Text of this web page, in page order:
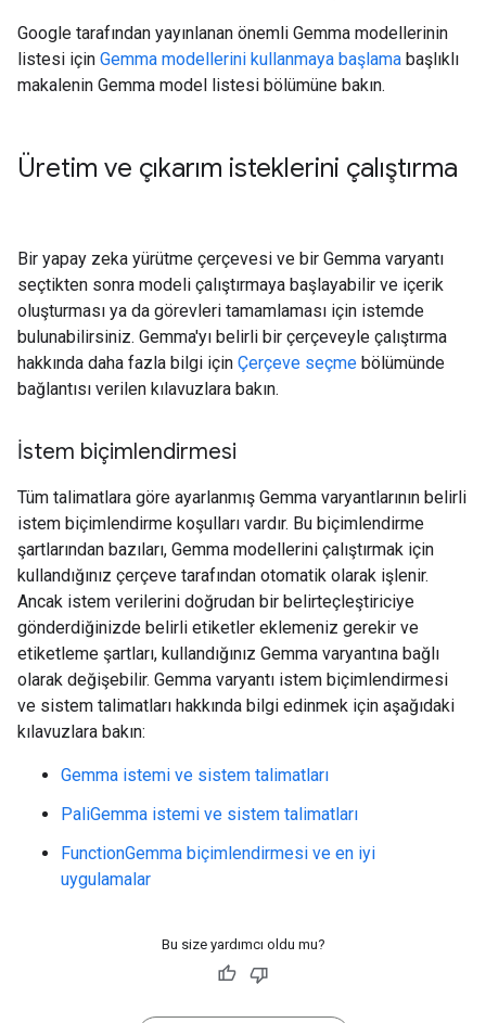
Google tarafından yayınlanan önemli Gemma modellerinin
listesi için Gemma modellerini kullanmaya başlama başlıklı
makalenin Gemma model listesi bölümüne bakın.
Üretim ve çıkarım isteklerini çalıştırma
Bir yapay zeka yürütme çerçevesi ve bir Gemma varyantı
seçtikten sonra modeli çalıştırmaya başlayabilir ve içerik
oluşturması ya da görevleri tamamlaması için istemde
bulunabilirsiniz. Gemma'yı belirli bir çerçeveyle çalıştırma
hakkında daha fazla bilgi için Çerçeve seçme bölümünde
bağlantısı verilen kılavuzlara bakın.
İstem biçimlendirmesi
Tüm talimatlara göre ayarlanmış Gemma varyantlarının belirli
istem biçimlendirme koşulları vardır. Bu biçimlendirme
şartlarından bazıları, Gemma modellerini çalıştırmak için
kullandığınız çerçeve tarafından otomatik olarak işlenir.
Ancak istem verilerini doğrudan bir belirteçleştiriciye
gönderdiğinizde belirli etiketler eklemeniz gerekir ve
etiketleme şartları, kullandığınız Gemma varyantına bağlı
olarak değişebilir. Gemma varyantı istem biçimlendirmesi
ve sistem talimatları hakkında bilgi edinmek için aşağıdaki
kılavuzlara bakın:
Gemma istemi ve sistem talimatları
PaliGemma istemi ve sistem talimatları
FunctionGemma biçimlendirmesi ve en iyi
uygulamalar
Bu size yardımcı oldu mu?